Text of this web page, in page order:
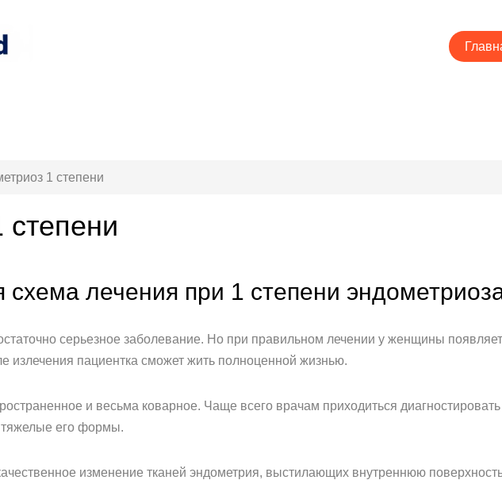
1 степени
лечения при 1 степени
серьезное заболевание. Но при правильном лечении у женщины
излечения пациентка сможет жить полноценной жизнью.
и весьма коварное. Чаще всего врачам приходиться
тяжелые его формы.
изменение тканей эндометрия, выстилающих внутреннюю